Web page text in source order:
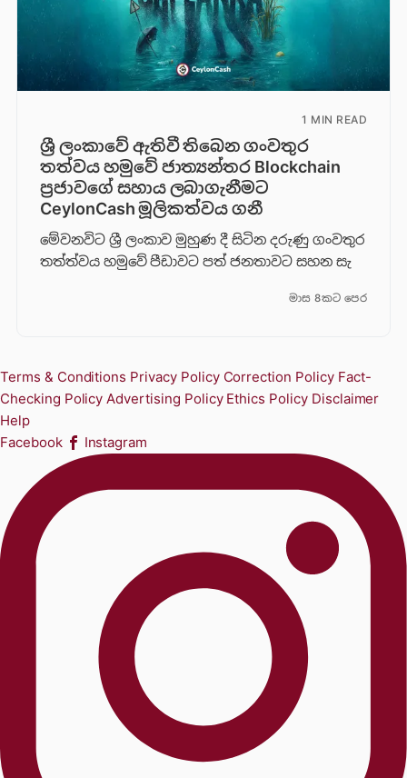
1 MIN READ
ශ්‍රී ලංකාවේ ඇතිවී තිබෙන ගංවතුර
තත්වය හමුවේ ජාත්‍යන්තර Blockchain
ප්‍රජාවගේ සහාය ලබාගැනීමට
CeylonCash මූලිකත්වය ග​නී
මේවනවිට ශ්‍රී ලංකාව මුහුණ දී සිටින දරුණු ගංවතුර
තත්ත්වය හමුවේ පීඩාවට පත් ජනතාවට සහන සැ
මාස 8කට පෙර
Terms & Conditions Privacy Policy Correction Policy Fact-
Checking Policy Advertising Policy Ethics Policy Disclaimer
Help
Facebook
Instagram